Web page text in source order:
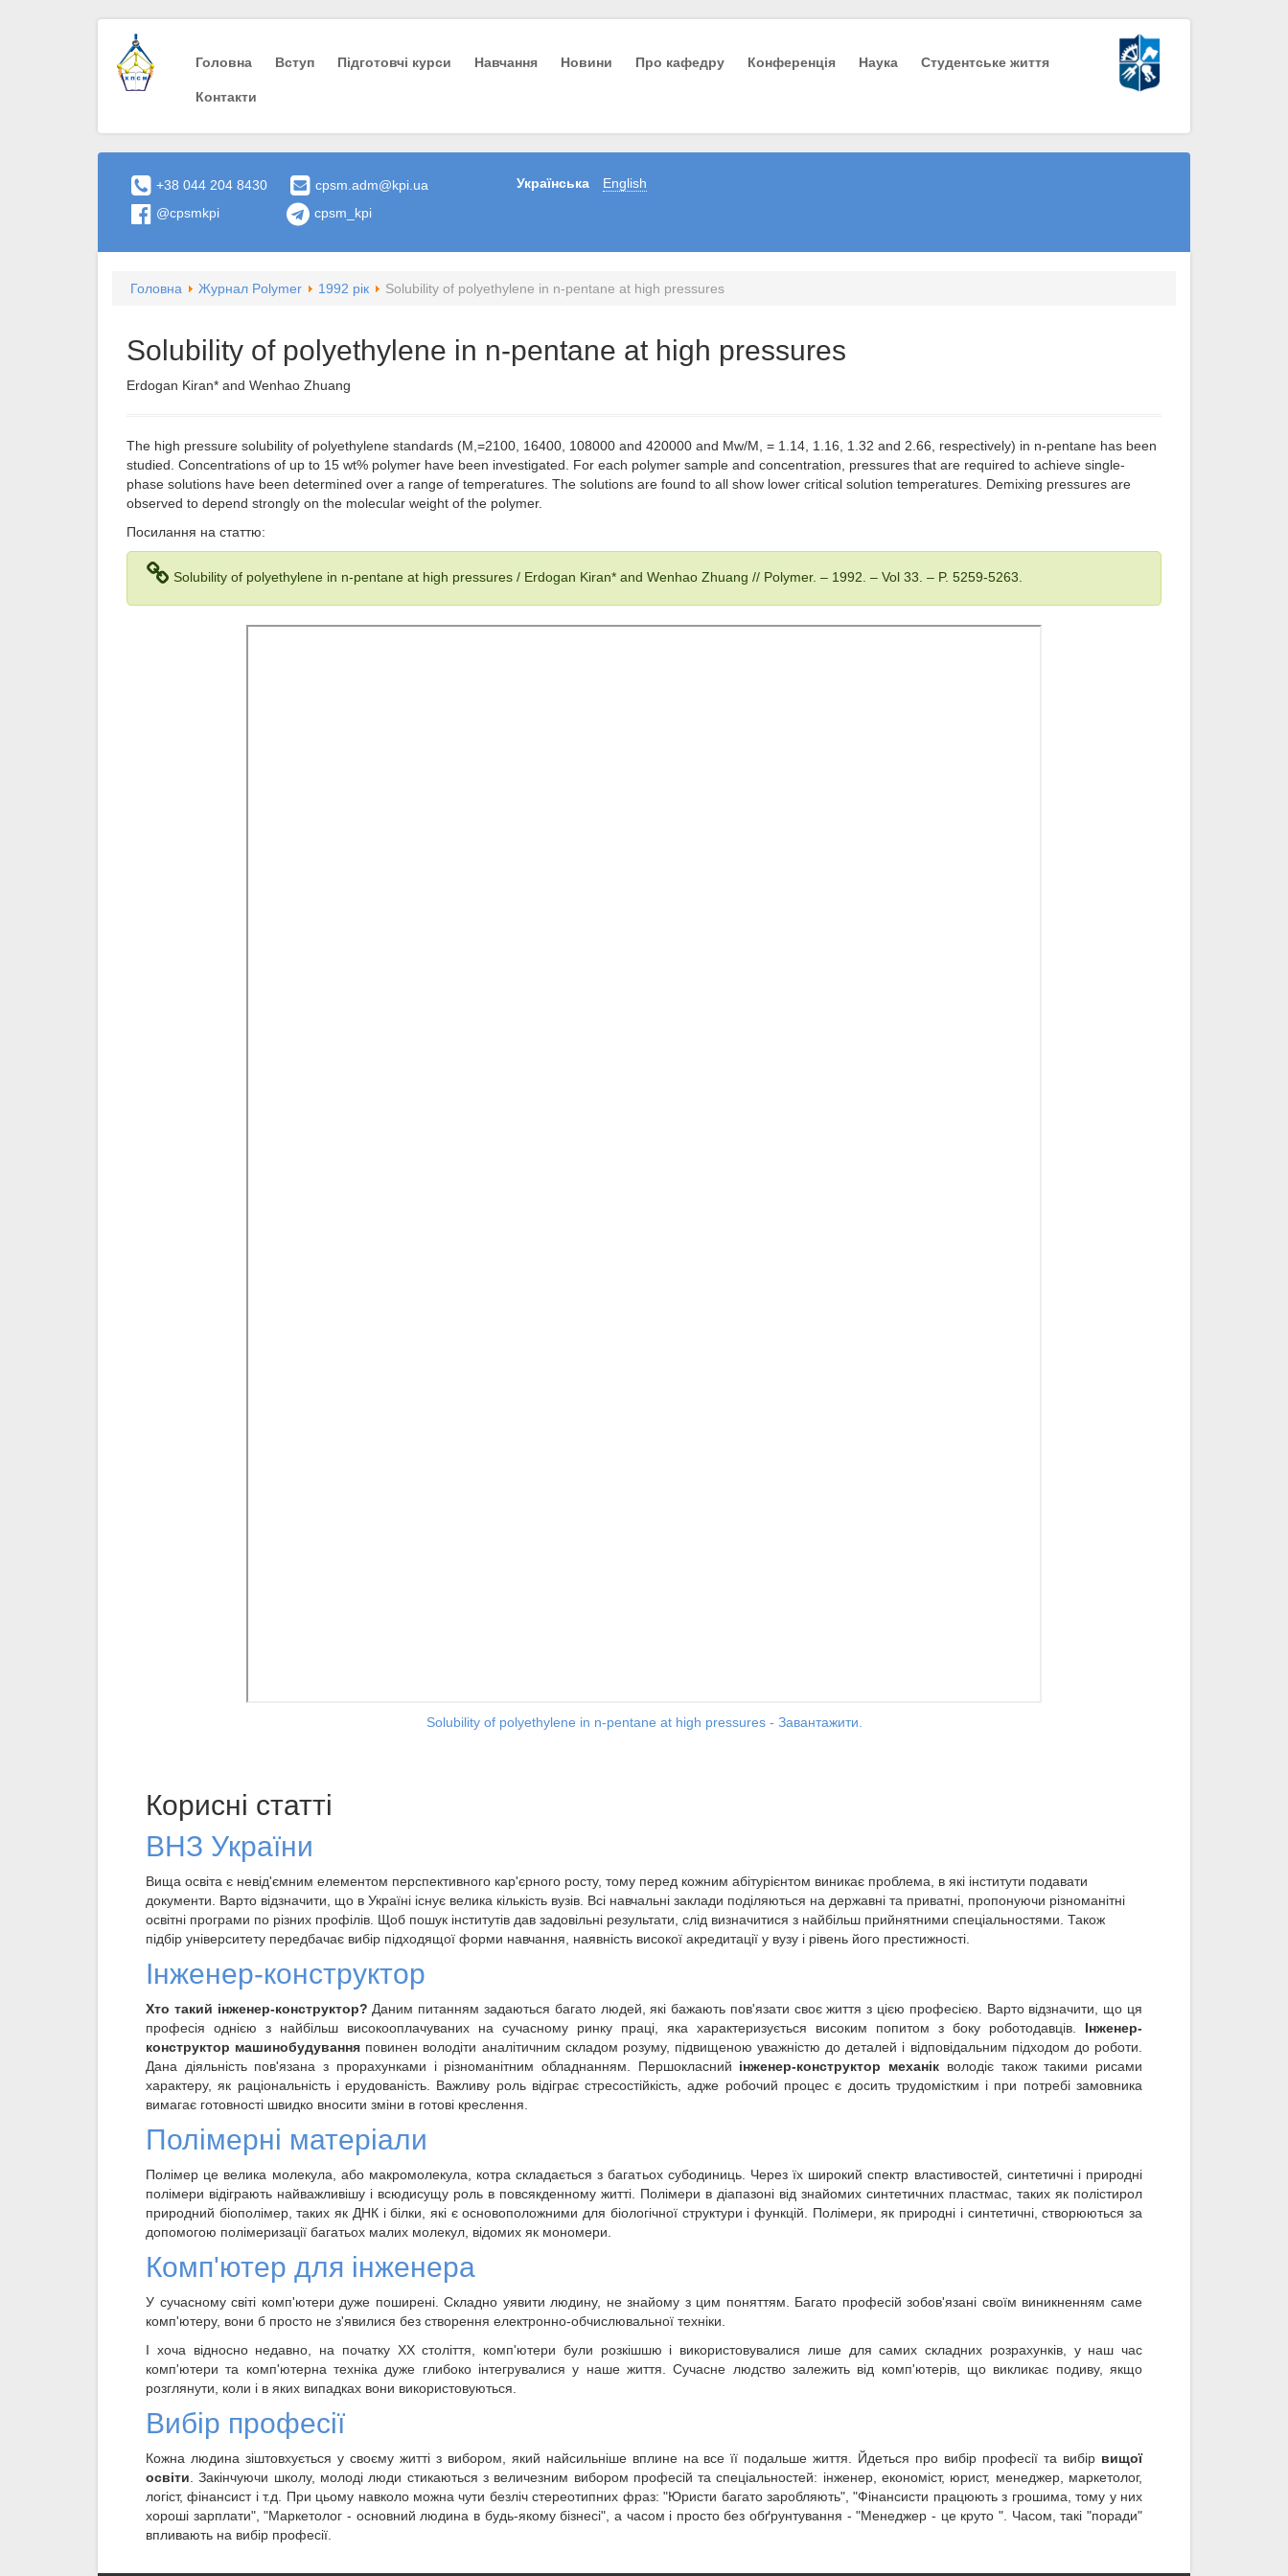
Головна Вступ Пiдготовчi курси Навчання Новини Про кафедру Конференція Наука Студентське життя
Контакти
+38 044 204 8430
cpsm.adm@kpi.ua
@cpsmkpi
cpsm_kpi
Українська English
Головна Журнал Polymer 1992 рік Solubility of polyethylene in n-pentane at high pressures
Solubility of polyethylene in n-pentane at high pressures
Erdogan Kiran* and Wenhao Zhuang
The high pressure solubility of polyethylene standards (M,=2100, 16400, 108000 and 420000 and Mw/M, = 1.14, 1.16, 1.32 and 2.66, respectively) in n-pentane has been
studied. Concentrations of up to 15 wt% polymer have been investigated. For each polymer sample and concentration, pressures that are required to achieve single-
phase solutions have been determined over a range of temperatures. The solutions are found to all show lower critical solution temperatures. Demixing pressures are
observed to depend strongly on the molecular weight of the polymer.
Посилання на статтю:
Solubility of polyethylene in n-pentane at high pressures / Erdogan Kiran* and Wenhao Zhuang // Polymer. – 1992 . – Vol 33 . – P. 5259-5263.
Solubility of polyethylene in n-pentane at high pressures - Завантажити.
Корисні статті
ВНЗ України
Вища освіта є невід'ємним елементом перспективного кар'єрного росту, тому перед кожним абітурієнтом виникає проблема, в які інститути подавати
документи. Варто відзначити, що в Україні існує велика кількість вузів. Всі навчальні заклади поділяються на державні та приватні, пропонуючи різноманітні
освітні програми по різних профілів. Щоб пошук інститутів дав задовільні результати, слід визначитися з найбільш прийнятними спеціальностями. Також
підбір університету передбачає вибір підходящої форми навчання, наявність високої акредитації у вузу і рівень його престижності.
Інженер-конструктор
Хто такий інженер-конструктор? Даним питанням задаються багато людей, які бажають пов'язати своє життя з цією професією. Варто відзначити, що ця
професія однією з найбільш високооплачуваних на сучасному ринку праці, яка характеризується високим попитом з боку роботодавців. Інженер-
конструктор машинобудування повинен володіти аналітичним складом розуму, підвищеною уважністю до деталей і відповідальним підходом до роботи.
Дана діяльність пов'язана з прорахунками і різноманітним обладнанням. Першокласний інженер-конструктор механік володіє також такими рисами
характеру, як раціональність і ерудованість. Важливу роль відіграє стресостійкість, адже робочий процес є досить трудомістким і при потребі замовника
вимагає готовності швидко вносити зміни в готові креслення.
Полімерні матеріали
Полімер це велика молекула, або макромолекула, котра складається з багатьох субодиниць. Через їх широкий спектр властивостей, синтетичні і природні
полімери відіграють найважливішу і всюдисущу роль в повсякденному житті. Полімери в діапазоні від знайомих синтетичних пластмас, таких як полістирол
природний біополімер, таких як ДНК і білки, які є основоположними для біологічної структури і функцій. Полімери, як природні і синтетичні, створюються за
допомогою полімеризації багатьох малих молекул, відомих як мономери.
Комп'ютер для інженера
У сучасному світі комп'ютери дуже поширені. Складно уявити людину, не знайому з цим поняттям. Багато професій зобов'язані своїм виникненням саме
комп'ютеру, вони б просто не з'явилися без створення електронно-обчислювальної техніки.
І хоча відносно недавно, на початку XX століття, комп'ютери були розкішшю і використовувалися лише для самих складних розрахунків, у наш час
комп'ютери та комп'ютерна техніка дуже глибоко інтегрувалися у наше життя. Сучасне людство залежить від комп'ютерів, що викликає подиву, якщо
розглянути, коли і в яких випадках вони використовуються.
Вибір професії
Кожна людина зіштовхується у своєму житті з вибором, який найсильніше вплине на все її подальше життя. Йдеться про вибір професії та вибір вищої
освіти . Закінчуючи школу, молоді люди стикаються з величезним вибором професій та спеціальностей: інженер, економіст, юрист, менеджер, маркетолог,
логіст, фінансист і т.д. При цьому навколо можна чути безліч стереотипних фраз: "Юристи багато заробляють", "Фінансисти працюють з грошима, тому у них
хороші зарплати", "Маркетолог - основний людина в будь-якому бізнесі", а часом і просто без обґрунтування - "Менеджер - це круто ". Часом, такі "поради"
впливають на вибір професії.